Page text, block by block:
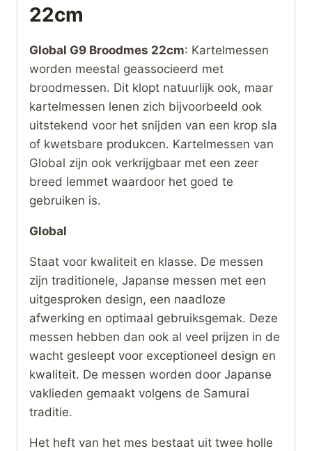
22cm
Global G9 Broodmes 22cm: Kartelmessen
worden meestal geassocieerd met
broodmessen. Dit klopt natuurlijk ook, maar
kartelmessen lenen zich bijvoorbeeld ook
uitstekend voor het snijden van een krop sla
of kwetsbare produkcen. Kartelmessen van
Global zijn ook verkrijgbaar met een zeer
breed lemmet waardoor het goed te
gebruiken is.
Global
Staat voor kwaliteit en klasse. De messen
zijn traditionele, Japanse messen met een
uitgesproken design, een naadloze
afwerking en optimaal gebruiksgemak. Deze
messen hebben dan ook al veel prijzen in de
wacht gesleept voor exceptioneel design en
kwaliteit. De messen worden door Japanse
vaklieden gemaakt volgens de Samurai
traditie.
Het heft van het mes bestaat uit twee holle